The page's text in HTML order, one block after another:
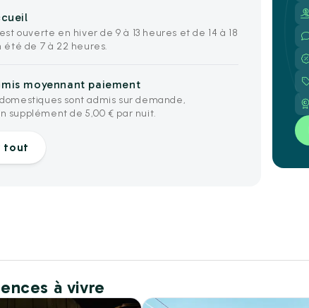
ouverte en hiver de 9 à 13 heures et de 14 à 18
été de 7 à 22 heures.
moyennant paiement
sont admis sur demande,
supplément de 5,00 € par nuit.
tout
à vivre